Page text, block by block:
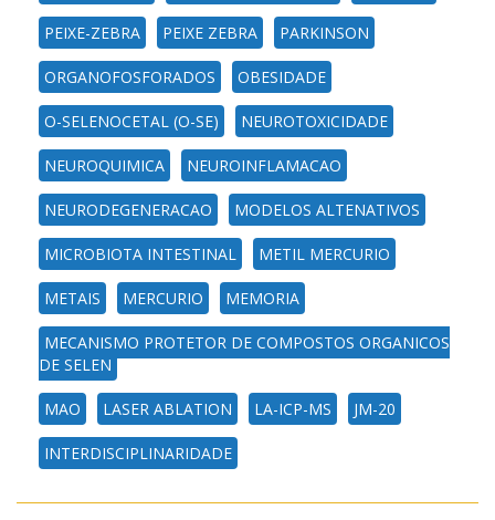
PEIXE-ZEBRA PEIXE ZEBRA PARKINSON
ORGANOFOSFORADOS OBESIDADE
O-SELENOCETAL (O-SE) NEUROTOXICIDADE
NEUROQUIMICA NEUROINFLAMACAO
NEURODEGENERACAO MODELOS ALTENATIVOS
MICROBIOTA INTESTINAL METIL MERCURIO
METAIS MERCURIO MEMORIA
MECANISMO PROTETOR DE COMPOSTOS ORGANICOS
DE SELEN
MAO LASER ABLATION LA-ICP-MS JM-20
INTERDISCIPLINARIDADE